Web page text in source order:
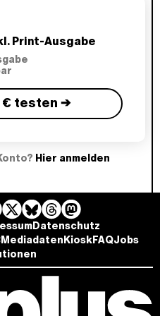
Print-Ausgabe
€ testen →
Hier anmelden
B
l
u
e
k
T
h
r
e
a
M
a
s
t
d
Datenschutz
Mediadaten KioskFAQJobs